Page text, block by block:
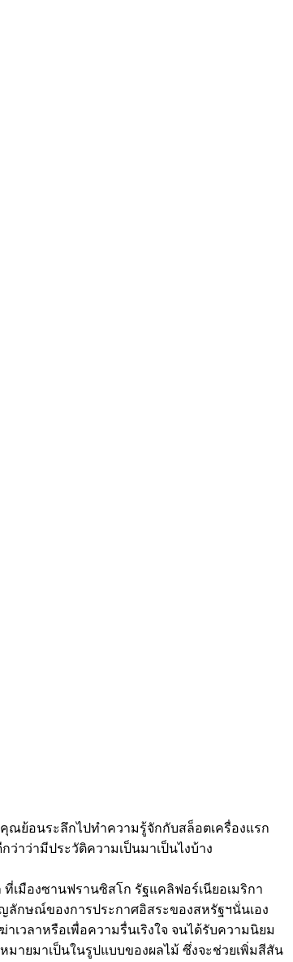
ณย้อนระลึกไปทำความรู้จักกับสล็อตเครื่องแรก
าว่ามีประวัติความเป็นมาเป็นไงบ้าง
ที่เมืองซานฟรานซิสโก รัฐแคลิฟอร์เนียอเมริกา
ญลักษณ์ของการประกาศอิสระของสหรัฐฯนั่นเอง
เวลาหรือเพื่อความรื่นเริงใจ จนได้รับความนิยม
มายมาเป็นในรูปแบบของผลไม้ ซึ่งจะช่วยเพิ่มสีสัน